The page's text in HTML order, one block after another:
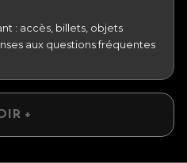
: accès, billets, objets
aux questions fréquentes
+